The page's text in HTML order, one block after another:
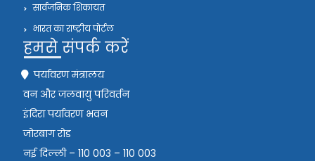
सार्वजनिक शिकायत
भारत का राष्ट्रीय पोर्टल
हमसे संपर्क करें
पर्यावरण मंत्रालय
वन और जलवायु परिवर्तन
इंदिरा पर्यावरण भवन
जोरबाग रोड
नई दिल्ली – 110 003 – 110 003